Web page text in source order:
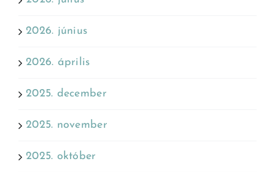
2026. június
2026. április
2025. december
2025. november
2025. október